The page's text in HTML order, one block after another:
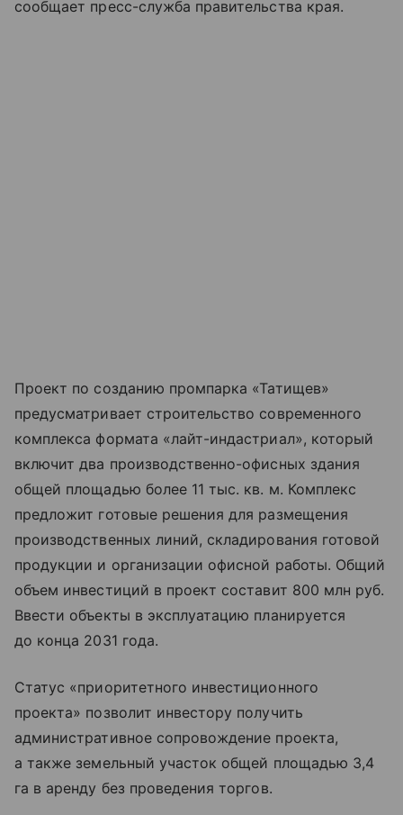
сообщает пресс-служба правительства края.
Проект по созданию промпарка «Татищев»
предусматривает строительство современного
комплекса формата «лайт-индастриал», который
включит два производственно-офисных здания
общей площадью более 11 тыс. кв. м. Комплекс
предложит готовые решения для размещения
производственных линий, складирования готовой
продукции и организации офисной работы. Общий
объем инвестиций в проект составит 800 млн руб.
Ввести объекты в эксплуатацию планируется
до конца 2031 года.
Статус «приоритетного инвестиционного
проекта» позволит инвестору получить
административное сопровождение проекта,
а также земельный участок общей площадью 3,4
га в аренду без проведения торгов.